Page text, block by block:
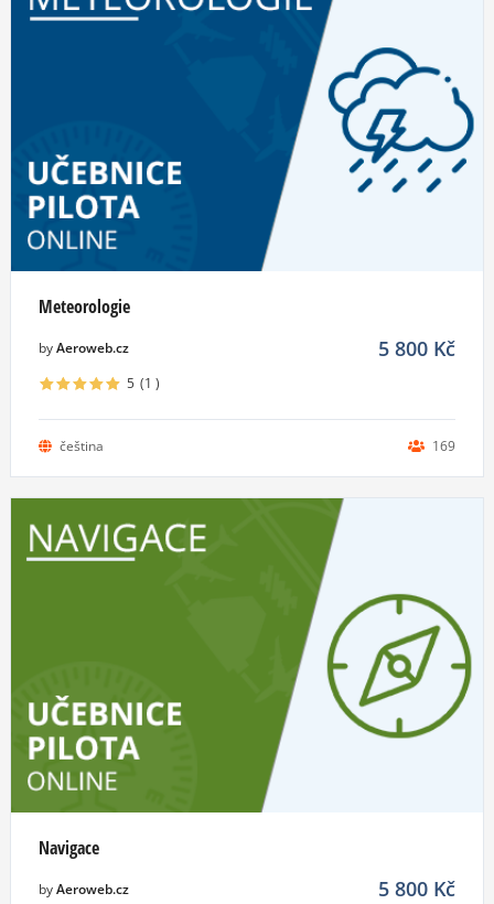
Meteorologie
byAeroweb.cz 5 800 Kč
5 (1 )
čeština 169
Navigace
byAeroweb.cz 5 800 Kč